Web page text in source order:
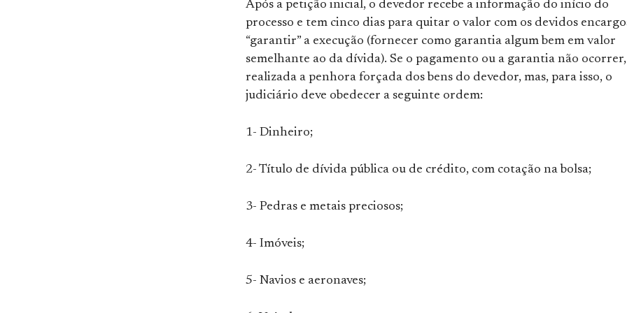
Após a petição inicial, o devedor recebe a informação do início do
processo e tem cinco dias para quitar o valor com os devidos
“garantir” a execução (fornecer como garantia algum bem em valor
semelhante ao da dívida). Se o pagamento ou a garantia não ocorrer,
realizada a penhora forçada dos bens do devedor, mas, para isso, o
judiciário deve obedecer a seguinte ordem:
1- Dinheiro;
2- Título de dívida pública ou de crédito, com cotação na bolsa;
3- Pedras e metais preciosos;
4- Imóveis;
5- Navios e aeronaves;